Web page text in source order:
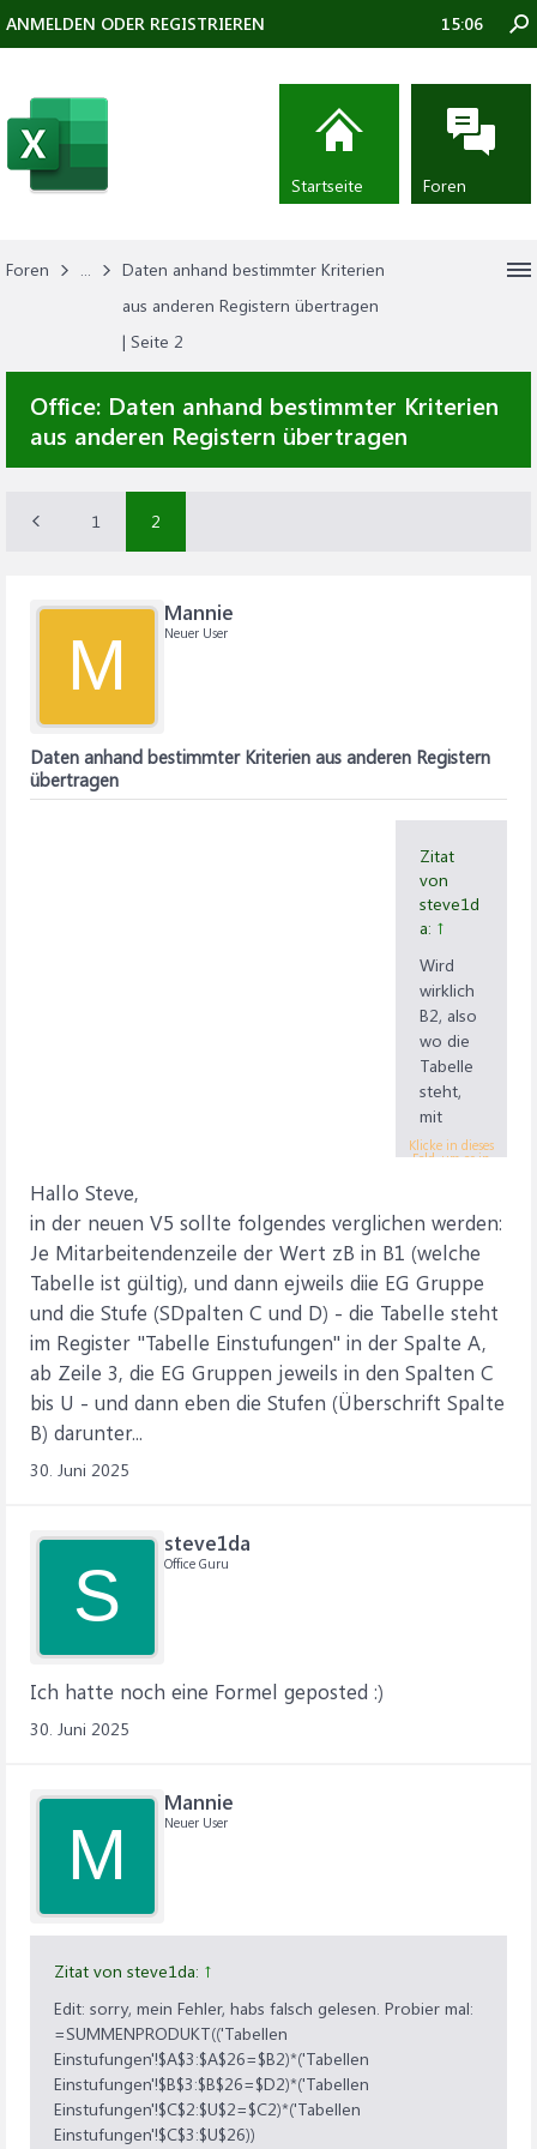
Foren ...
Daten anhand bestimmter Kriterien
aus anderen Registern übertragen
| Seite 2
Office: Daten anhand bestimmter Kriterien
aus anderen Registern übertragen
1 2
M
Mannie
Neuer User
Daten anhand bestimmter Kriterien aus anderen Registern
übertragen
Zitat
von
steve1d
a: ↑
Wird
wirklich
B2, also
wo die
Tabelle
steht,
mit
Spalte
steht,
verglich
en?
Und C2
mit
Spalte
C, wo
15Ü
steht?
Klicke in dieses
Feld, um es in
Hallo Steve,
in der neuen V5 sollte folgendes verglichen werden:
Je Mitarbeitendenzeile der Wert zB in B1 (welche
Tabelle ist gültig), und dann ejweils diie EG Gruppe
und die Stufe (SDpalten C und D) - die Tabelle steht
im Register "Tabelle Einstufungen" in der Spalte A,
ab Zeile 3, die EG Gruppen jeweils in den Spalten C
bis U - und dann eben die Stufen (Überschrift Spalte
B) darunter...
30. Juni 2025
S
steve1da
Office Guru
Ich hatte noch eine Formel geposted :)
30. Juni 2025
M
Mannie
Neuer User
Zitat von steve1da: ↑
Edit: sorry, mein Fehler, habs falsch gelesen. Probier mal:
=SUMMENPRODUKT(('Tabellen
Einstufungen'!$A$3:$A$26=$B2)*('Tabellen
Einstufungen'!$B$3:$B$26=$D2)*('Tabellen
Einstufungen'!$C$2:$U$2=$C2)*('Tabellen
Einstufungen'!$C$3:$U$26))
ANMELDEN ODER REGISTRIEREN 15:06
Startseite Foren